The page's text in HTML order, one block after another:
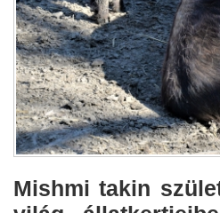
Mishmi takin